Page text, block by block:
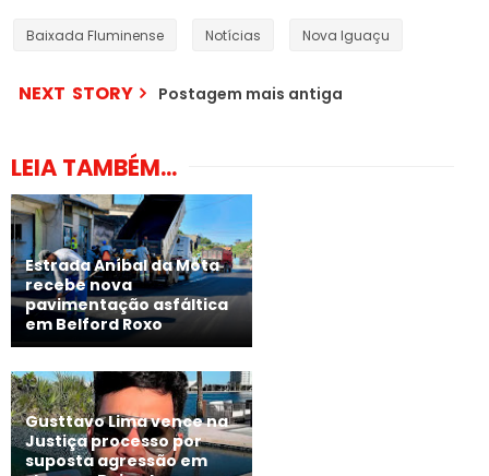
Baixada Fluminense Notícias Nova Iguaçu
NEXT STORY Postagem mais antiga
LEIA TAMBÉM...
Estrada Aníbal da Mota
recebe nova
pavimentação asfáltica
em Belford Roxo
Gusttavo Lima vence na
Justiça processo por
suposta agressão em